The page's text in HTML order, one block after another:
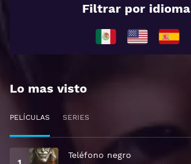
Filtrar por idioma
Lo mas visto
PELÍCULAS SERIES
Teléfono negro